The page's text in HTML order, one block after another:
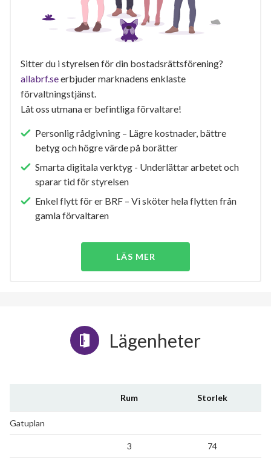
Sitter du i styrelsen för din bostadsrättsförening?
allabrf.seerbjuder marknadens enklaste
förvaltningstjänst.
Låt oss utmana er befintliga förvaltare!
Personlig rådgivning – Lägre kostnader, bättre
betyg och högre värde på borätter
Smarta digitala verktyg - Underlättar arbetet och
sparar tid för styrelsen
Enkel flytt för er BRF – Vi sköter hela flytten från
gamla förvaltaren
LÄS MER
Lägenheter
Rum Storlek
Gatuplan
3 74